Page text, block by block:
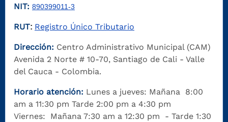
NIT: 890399011-3
RUT: Registro Único Tributario
Dirección: Centro Administrativo Municipal (CAM)
Avenida 2 Norte # 10-70, Santiago de Cali - Valle
del Cauca - Colombia.
Horario atención: Lunes a jueves: Mañana 8:00
am a 11:30 pm Tarde 2:00 pm a 4:30 pm
Viernes: Mañana 7:30 am a 12:30 pm - Tarde 1:30